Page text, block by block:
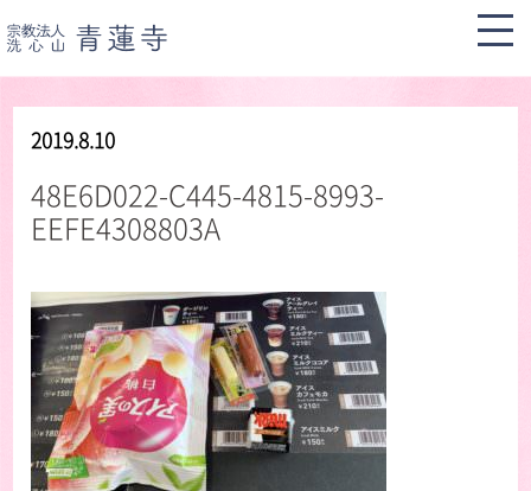
2019.8.10
48E6D022-C445-4815-8993-
EEFE4308803A